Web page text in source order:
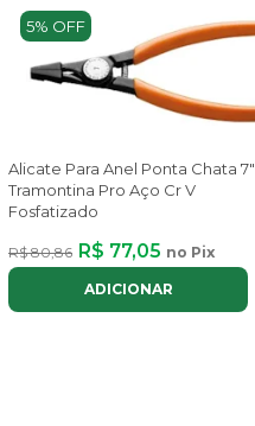
5% OFF
Alicate Para Anel Ponta Chata 7"
Tramontina Pro Aço Cr V
Fosfatizado
R$ 80,86 R$ 77,05 no Pix
ADICIONAR